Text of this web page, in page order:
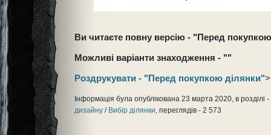
Ви читаєте повну версію - "Перед
Можливі варіанти знаходження - ""
Роздрукувати - "Перед покупкою ділянки">
Інформація була опублікована 23 марта 2020, в розділі -
дизайну / Вибір ділянки, переглядів - 2 573